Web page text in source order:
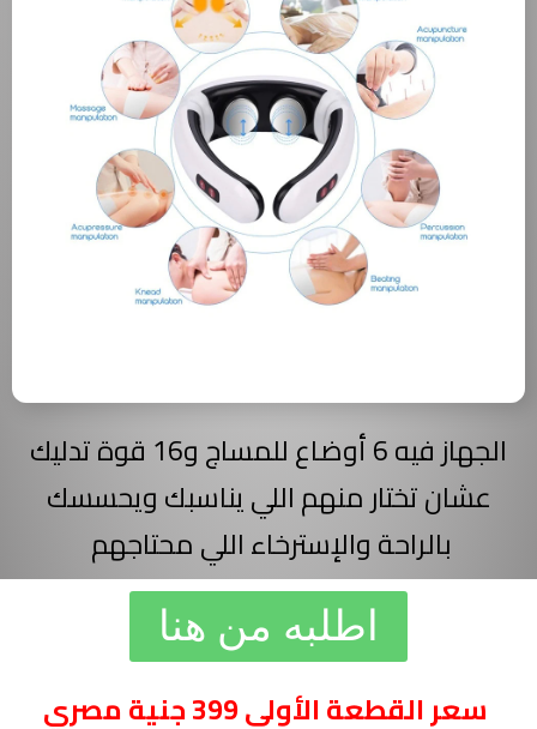
الجهاز فيه 6 أوضاع للمساج و16 قوة تدليك
عشان تختار منهم اللي يناسبك ويحسسك
بالراحة والإسترخاء اللي محتاجهم
اطلبه من هنا